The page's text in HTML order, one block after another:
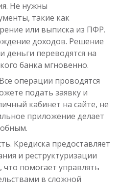
до
от 1до 21 дня
до 50 000
от 1 до 21 дня
Не нужны
такие как
или выписка из ПФР.
доходов. Решение
деньги переводятся на
банка мгновенно.
операции проводятся
подать заявку и
кабинет на сайте, не
приложение делает
Кредиска предоставляет
и реструктуризации
помогает управлять
в сложной